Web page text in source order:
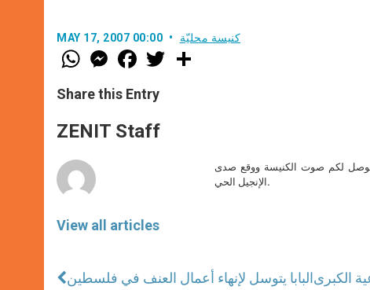
MAY 17, 2007 00:00 كنيسة محليّة
W
h
t
s
p
p
M
e
s
e
g
e
F
a
e
b
o
k
w
Share this Entry
ZENIT Staff
View all articles
يوصل لكم صوت الكنيسة ووقع صدى
الإنجيل الحي.
البابا يتوسل لإنهاء أعمال العنف في فلسطينالكبرى